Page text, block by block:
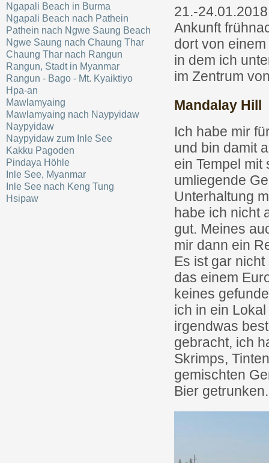
Ngapali Beach in Burma
Ngapali Beach nach Pathein
Pathein nach Ngwe Saung Beach
Ngwe Saung nach Chaung Thar
Chaung Thar nach Rangun
Rangun, Stadt in Myanmar
Rangun - Bago - Mt. Kyaiktiyo
Hpa-an
Mawlamyaing
Mawlamyaing nach Naypyidaw
Naypyidaw
Naypyidaw zum Inle See
Kakku Pagoden
Pindaya Höhle
Inle See, Myanmar
Inle See nach Keng Tung
Hsipaw
21.-24.01.2018
Ankunft
dort von
in dem ich
im Zentrum
Mandalay Hill
Ich habe mir
und bin damit
ein Tempel
umliegende
Unterhaltung
habe ich nicht
gut. Meines
mir dann ein
Es ist gar
das einem
keines
ich in ein
irgendwas
gebracht, ich
Skrimps,
gemischten
Bier